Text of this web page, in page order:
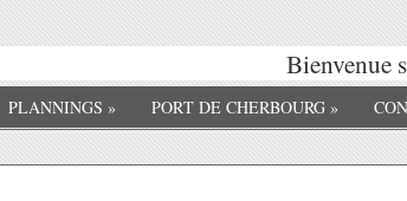
Bienvenue
PLANNINGS » PORT DE CHERBOURG »